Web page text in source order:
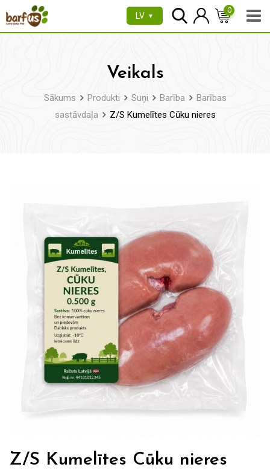
uz
LV ▼
0
Veikals
Sākums Produkti Suņi Barība
Barības
sastāvdaļa
Z/S Kumelītes Cūku nieres
Z/S Kumelītes Cūku nieres